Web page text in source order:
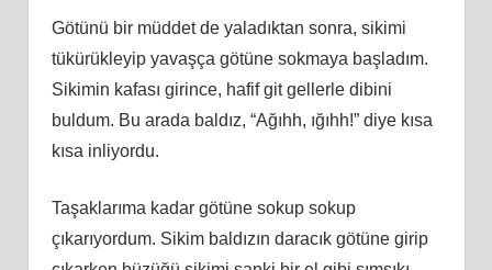
Götünü bir müddet de yaladıktan sonra, sikimi
tükürükleyip yavaşça götüne sokmaya başladım.
Sikimin kafası girince, hafif git gellerle dibini
buldum. Bu arada baldız, “Ağıhh, ığıhh!” diye kısa
kısa inliyordu.
Taşaklarıma kadar götüne sokup sokup
çıkarıyordum. Sikim baldızın daracık götüne girip